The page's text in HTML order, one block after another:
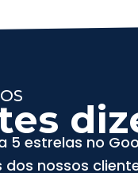
5 estrelas no
nossos